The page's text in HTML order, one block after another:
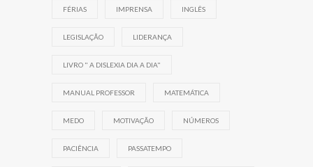
FÉRIAS IMPRENSA INGLÊS
LEGISLAÇÃO LIDERANÇA
LIVRO " A DISLEXIA DIA A DIA"
MANUAL PROFESSOR MATEMÁTICA
MEDO MOTIVAÇÃO NÚMEROS
PACIÊNCIA PASSATEMPO